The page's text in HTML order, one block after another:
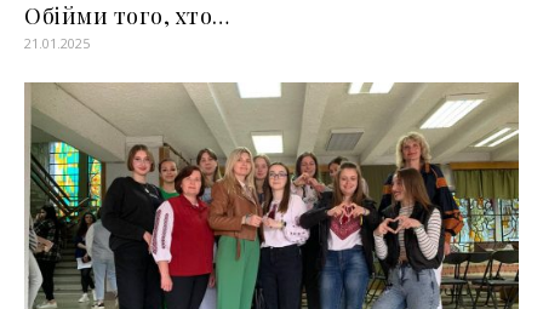
Обійми того, хто…
21.01.2025